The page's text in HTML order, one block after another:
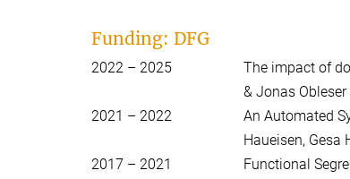
Funding: DFG
2022 – 2025
The impact of
& Jonas Obleser
2021 – 2022
An Automated
Haueisen, Gesa
2017 – 2021
Functional